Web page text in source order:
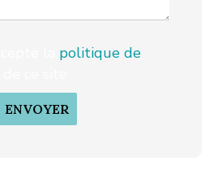
politique de
ENVOYER